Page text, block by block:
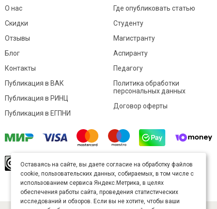
О нас
Скидки
Отзывы
Блог
Контакты
Где опубликовать статью
Студенту
Магистранту
Аспиранту
Педагогу
Публикация в ВАК
Публикация в РИНЦ
Публикация в ЕГПНИ
Политика обработки
персональных данных
Договор оферты
произведение доступно полицензии Creative
Commons «Attribution» («Атрибуция») 4.0
Непортированная.
Карта сайта
Оставаясь на сайте, вы даете согласие на обработку файлов
cookie, пользовательских данных, собираемых, в том числе с
использованием сервиса Яндекс.Метрика, в целях
обеспечения работы сайта, проведения статистических
исследований и обзоров. Если вы не хотите, чтобы ваши